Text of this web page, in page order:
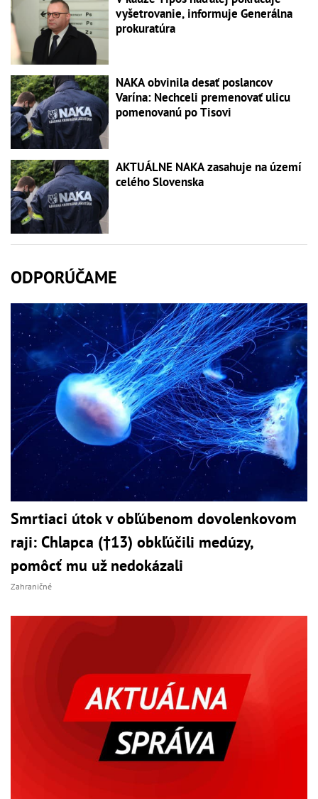
vyšetrovanie, informuje Generálna
prokuratúra
NAKA obvinila desať poslancov
Varína: Nechceli premenovať ulicu
pomenovanú po Tisovi
AKTUÁLNE NAKA zasahuje na území
celého Slovenska
ODPORÚČAME
Smrtiaci útok v obľúbenom dovolenkovom
raji: Chlapca (†13) obkľúčili medúzy,
pomôcť mu už nedokázali
Zahraničné